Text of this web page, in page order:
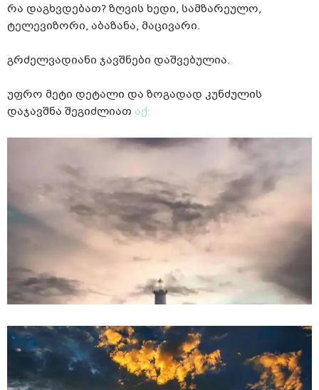
რა დაგხვდებათ? ზღვის ხედი, სამზარეულო,
ტელევიზორი, აბაზანა, მაცივარი.
გრძელვადიანი ჯავშნები დაშვებულია.
უფრო მეტი დეტალი და ზოგადად კუნძულის
დაჯავშნა შეგიძლიათ აქ: